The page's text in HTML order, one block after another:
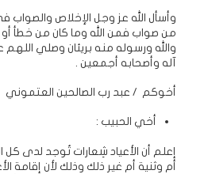
وأسأل الله عز وجل الإخلاص والصواب
من صواب فمن الله وما كان من خطأ
والله ورسوله منه بريئان وصلي
آله وأصحابه أجمعين .
أخوكم / عبد رب الصالحين العتموني
أخي الحبيب :
إعلم أن الأعياد شِعارات تُوجد لدى كل
أم وثنية أم غير ذلك وذلك لأن إقامة